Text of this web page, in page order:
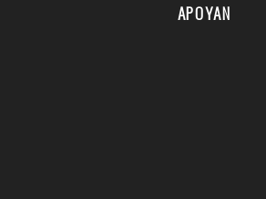
APOYAN